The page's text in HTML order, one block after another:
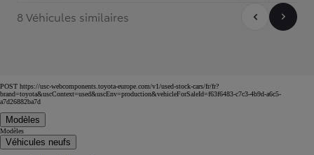
8 Véhicules similaires
POST https://usc-webcomponents.toyota-europe.com/v1/used-stock-cars/fr/fr?
brand=toyota&uscContext=used&uscEnv=production&vehicleForSaleId=f63f6483-c7c3-4b9d-a6c5-
a7d26882ba7d
Modèles
Modèles
Véhicules neufs